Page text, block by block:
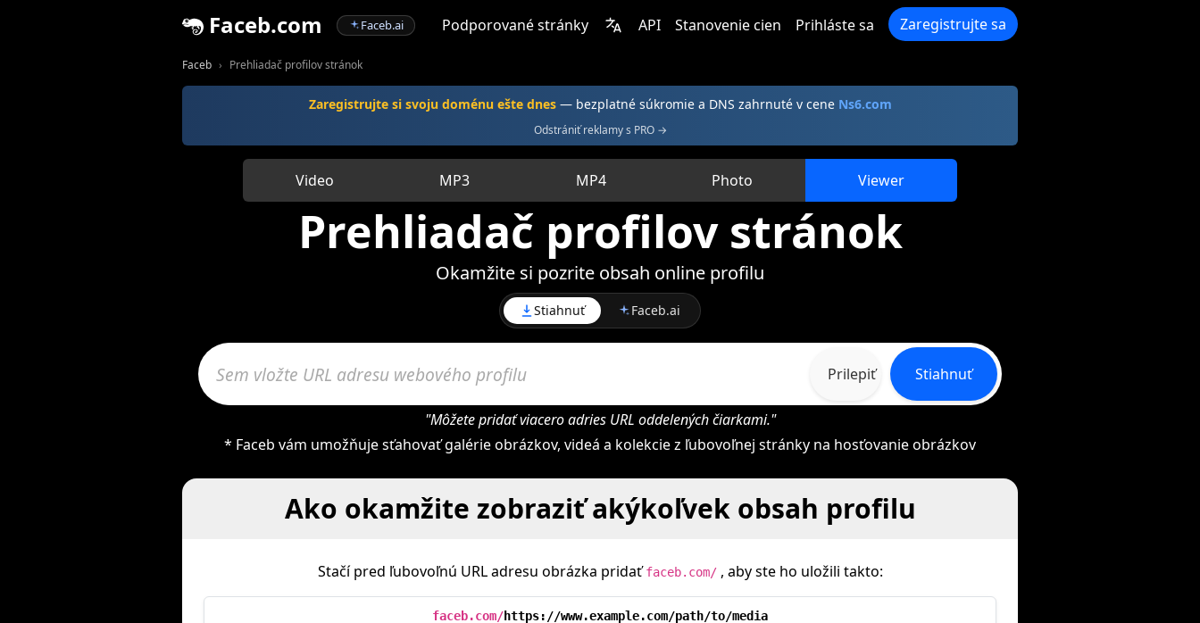
Faceb.com Faceb.ai Podporované stránky API Stanovenie cien Prihláste sa Zaregistrujte sa
Faceb Prehliadač profilov stránok
Zaregistrujte si svoju doménu ešte dnes— bezplatné súkromie a DNS zahrnuté v cene Ns6.com
Odstrániť reklamy s PRO →
Video MP3 MP4 Photo Viewer
Prehliadač profilov stránok
Okamžite si pozrite obsah online profilu
Stiahnuť Faceb.ai
Prilepiť Stiahnuť
"Môžete pridať viacero adries URL oddelených čiarkami."
* Faceb vám umožňuje sťahovať galérie obrázkov, videá a kolekcie z ľubovoľnej stránky na hosťovanie obrázkov
Ako okamžite zobraziť akýkoľvek obsah profilu
Stačí pred ľubovoľnú URL adresu obrázka pridaťfaceb.com/, aby ste ho uložili takto:
faceb.com/https://www.example.com/path/to/media